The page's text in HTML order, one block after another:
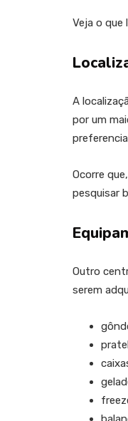
Veja o que
A
por um
Ocorre
pesquisar
Outro
serem